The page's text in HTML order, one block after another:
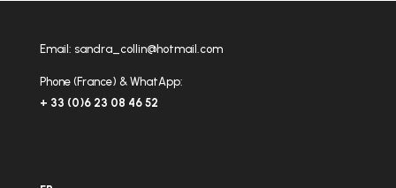
Email: sandra_collin@hotmail.com
Phone (France) & WhatApp:
+ 33 (0)6 23 08 46 52